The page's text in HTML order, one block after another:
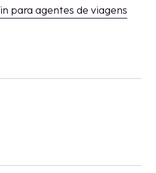
para agentes de viagens